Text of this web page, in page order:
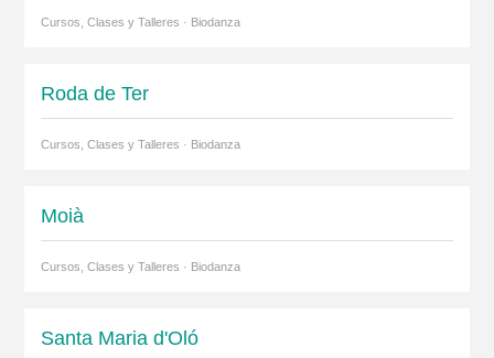
Cursos, Clases y Talleres · Biodanza
Roda de Ter
Cursos, Clases y Talleres · Biodanza
Moià
Cursos, Clases y Talleres · Biodanza
Santa Maria d'Oló